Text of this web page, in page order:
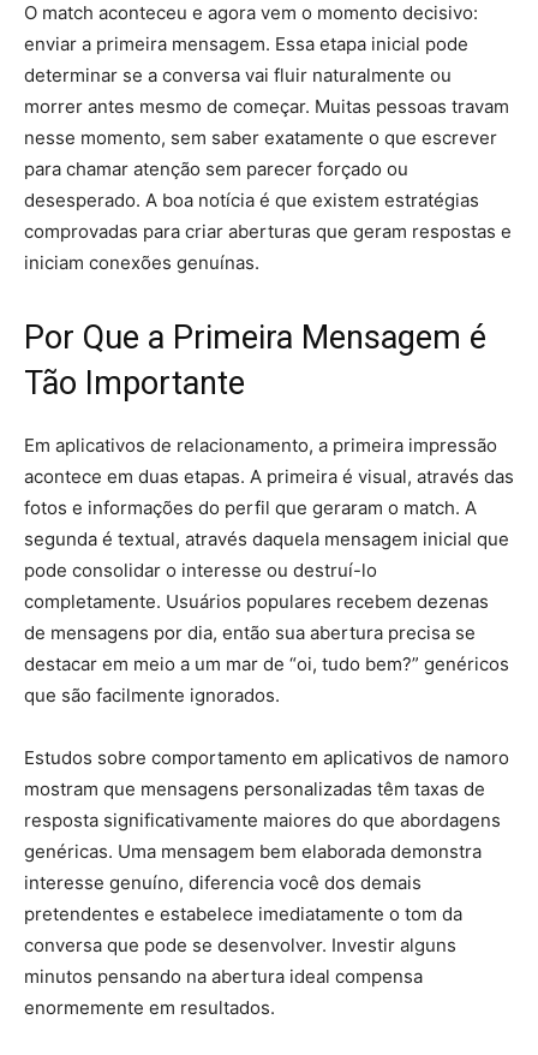
O match aconteceu e agora vem o momento decisivo:
enviar a primeira mensagem. Essa etapa inicial pode
determinar se a conversa vai fluir naturalmente ou
morrer antes mesmo de começar. Muitas pessoas travam
nesse momento, sem saber exatamente o que escrever
para chamar atenção sem parecer forçado ou
desesperado. A boa notícia é que existem estratégias
comprovadas para criar aberturas que geram respostas e
iniciam conexões genuínas.
Por Que a Primeira Mensagem é
Tão Importante
Em aplicativos de relacionamento, a primeira impressão
acontece em duas etapas. A primeira é visual, através das
fotos e informações do perfil que geraram o match. A
segunda é textual, através daquela mensagem inicial que
pode consolidar o interesse ou destruí-lo
completamente. Usuários populares recebem dezenas
de mensagens por dia, então sua abertura precisa se
destacar em meio a um mar de “oi, tudo bem?” genéricos
que são facilmente ignorados.
Estudos sobre comportamento em aplicativos de namoro
mostram que mensagens personalizadas têm taxas de
resposta significativamente maiores do que abordagens
genéricas. Uma mensagem bem elaborada demonstra
interesse genuíno, diferencia você dos demais
pretendentes e estabelece imediatamente o tom da
conversa que pode se desenvolver. Investir alguns
minutos pensando na abertura ideal compensa
enormemente em resultados.